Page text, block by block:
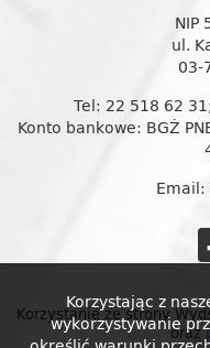
NIP
ul.
03-
Tel: 22 518 62
Konto bankowe: BGŻ
Email:
Korzystanie ze strony
oraz
Korzystając z
wykorzystywanie